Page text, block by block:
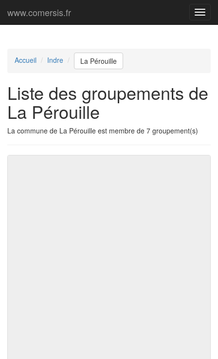
Menu
www.comersis.fr
Accueil Indre La Pérouille
Liste des groupements de
La Pérouille
La commune de La Pérouille est membre de 7 groupement(s)